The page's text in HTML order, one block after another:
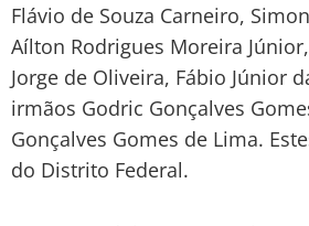
Flávio de Souza Carneiro,
Aílton Rodrigues Moreira
Jorge de Oliveira, Fábio Júnior
irmãos Godric Gonçalves
Gonçalves Gomes de Lima.
do Distrito Federal.